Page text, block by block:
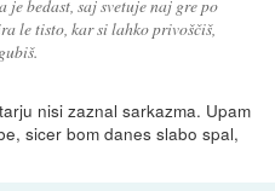
bedast, saj svetuje naj gre po
le tisto, kar si lahko privoščiš,
nisi zaznal sarkazma. Upam
sicer bom danes slabo spal,